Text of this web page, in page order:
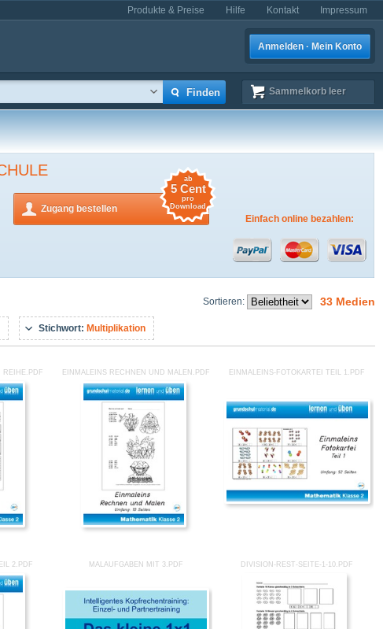
Produkte & Preise Hilfe Kontakt Impressum
Anmelden · Mein Konto
Sammelkorb leer
Zugang bestellen
ab
5 Cent
pro
Download
Einfach online bezahlen:
Sortieren: 33 Medien
Stichwort: Multiplikation
REIHE.PDF EINMALEINS RECHNEN UND MALEN.PDF EINMALEINS-FOTOKARTEI TEIL 1.PDF
2.PDF MALAUFGABEN MIT 3.PDF DIVISION-REST-SEITE-1-10.PDF